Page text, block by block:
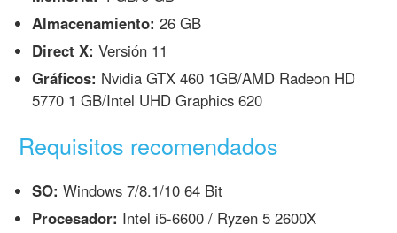
Almacenamiento: 26 GB
Direct X: Versión 11
Gráficos: Nvidia GTX 460 1GB/AMD Radeon HD
5770 1 GB/Intel UHD Graphics 620
Requisitos recomendados
SO: Windows 7/8.1/10 64 Bit
Procesador: Intel i5-6600 / Ryzen 5 2600X